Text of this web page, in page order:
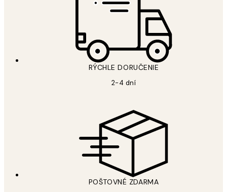
RÝCHLE DORUČENIE
2-4 dní
POŠTOVNÉ ZDARMA